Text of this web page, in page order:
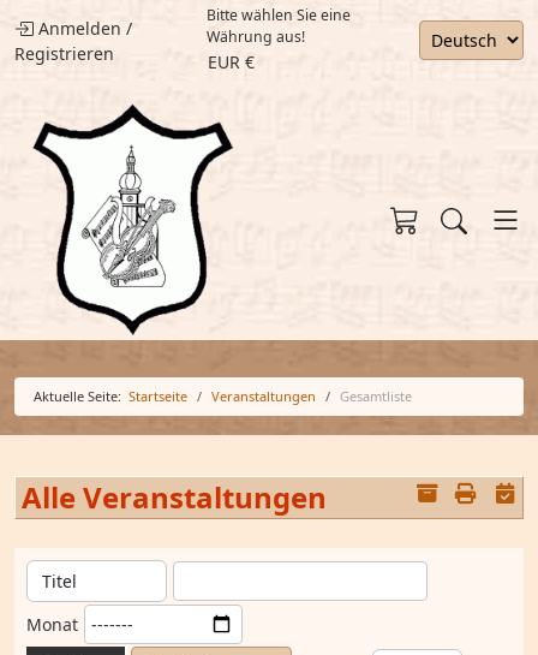
Anmelden /
Registrieren
Bitte wählen Sie eine
Währung aus!
EUR €
Aktuelle Seite: Startseite Veranstaltungen Gesamtliste
Alle Veranstaltungen
Monat